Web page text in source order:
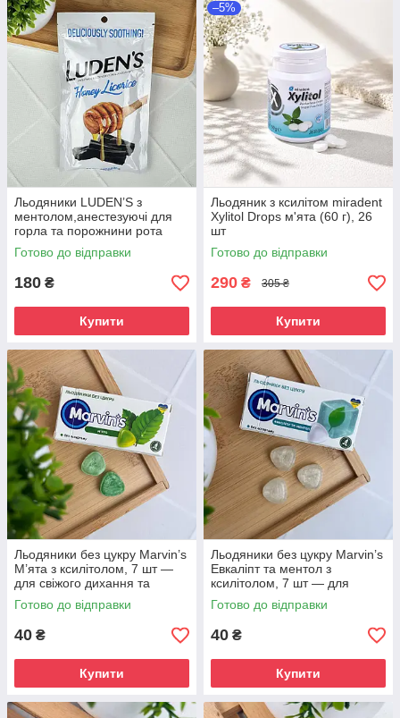
Льодяники LUDEN’S з
ментолом,анестезуючі для
горла та порожнини рота
(мед і лакриця), 30 шт
Готово до відправки
180 ₴
Купити
–5%
Льодяник з ксилітом miradent
Xylitol Drops м'ята (60 г), 26
шт
Готово до відправки
290 ₴ 305 ₴
Купити
Льодяники без цукру Marvin’s
М’ята з ксилітолом, 7 шт —
для свіжого дихання та
профілактики карієсу
Готово до відправки
40 ₴
Купити
Льодяники без цукру Marvin’s
Евкаліпт та ментол з
ксилітолом, 7 шт — для
свіжого дихання та чистоти
ротової порожнини
Готово до відправки
40 ₴
Купити